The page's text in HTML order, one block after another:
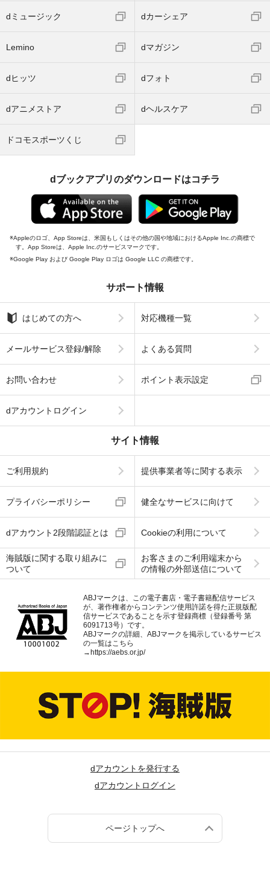
dミュージック dカーシェア
Lemino dマガジン
dヒッツ dフォト
dアニメストア dヘルスケア
ドコモスポーツくじ
dブックアプリのダウンロードはコチラ
Appleのロゴ、App Storeは、米国もしくはその他の国や地域におけるApple Inc.の商標で
す。App Storeは、Apple Inc.のサービスマークです。
Google Play および Google Play ロゴは Google LLC の商標です。
サポート情報
はじめての方へ 対応機種一覧
メールサービス登録/解除 よくある質問
お問い合わせ ポイント表示設定
dアカウントログイン
サイト情報
ご利用規約 提供事業者等に関する表示
プライバシーポリシー 健全なサービスに向けて
dアカウント2段階認証とは Cookieの利用について
海賊版に関する取り組みに
ついて
お客さまのご利用端末から
の情報の外部送信について
ABJマークは、この電子書店・電子書籍配信サービス
が、著作権者からコンテンツ使用許諾を得た正規版配
信サービスであることを示す登録商標（登録番号 第
6091713号）です。
ABJマークの詳細、ABJマークを掲示しているサービス
の一覧はこちら
→ https://aebs.or.jp/
dアカウントを発行する
dアカウントログイン
ページトップへ